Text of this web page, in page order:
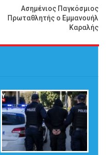
Ασημένιος Παγκόσμιος
Πρωταθλητής ο Εμμανουήλ
Καραλής